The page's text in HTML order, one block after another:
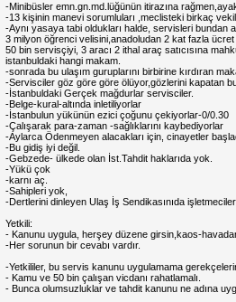
-Minibüsler emn.gn.md.lüğünün itirazına
-13 kişinin manevi sorumluları ,meclisteki birkaç
-Aynı yasaya tabi oldukları halde, servisleri bundan
3 milyon öğrenci velisini,anadoludan 2 kat fazla ücret
50 bin servisçiyi, 3 aracı 2 ithal araç satıcısına
istanbuldaki hangi makam.
-sonrada bu ulaşım guruplarını birbirine kırdıran
-Servisciler göz göre göre ölüyor,gözlerini kapatan
-İstanbuldaki Gerçek mağdurlar servisciler.
-Belge-kural-altında inletiliyorlar
-İstanbulun yükünün ezici çoğunu çekiyorlar-0/0.30
-Çalışarak para-zaman -sağlıklarını kaybediyorlar
-Aylarca Ödenmeyen alacakları için, cinayetler
-Bu gidiş iyi değil.
-Gebzede- ülkede olan İst.Tahdit haklarıda yok.
-Yükü çok
-karnı aç.
-Sahipleri yok,
-Dertlerini dinleyen Ulaş İş Sendikasınıda
Yetkili:
- Kanunu uygula, herşey düzene girsin,kaos-
-Her sorunun bir cevabı vardır.
-Yetkililer, bu servis kanunu uygulamama
- Kamu ve 50 bin çalışan vicdanı rahatlamalı.
- Bunca olumsuzluklar ve tahdit kanunu ne adına